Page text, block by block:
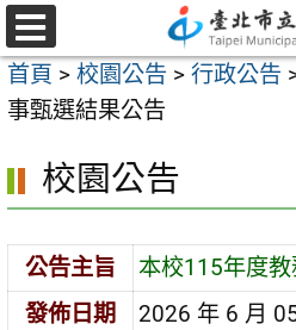
跳
至
主
要
容
選
單
首頁 > 校園公告 > 行政公告
事甄選結果公告
校園公告
公告主旨
本校115年度
發佈日期
2026 年 6 月